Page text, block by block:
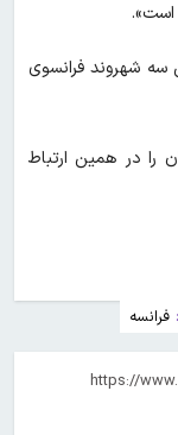
است».
سه شهروند فرانسوی
را در همین ارتباط
فرانسه